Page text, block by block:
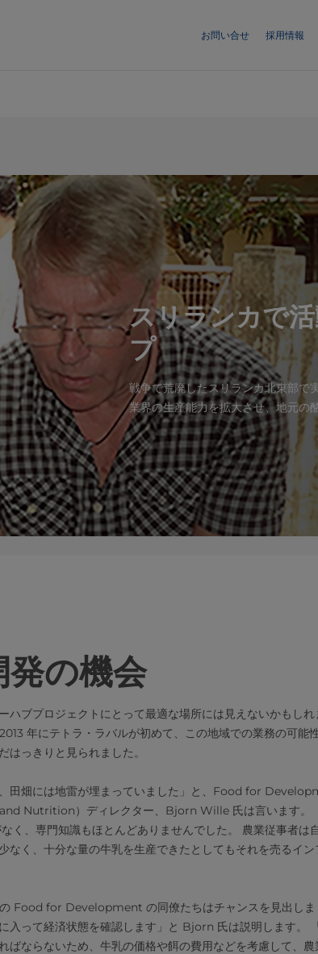
お問い合せ 採用情報
スリランカで
プ
戦争で荒廃したスリランカ北東部で
業界の生産能力を拡大させ、地元の
の機会
ハブプロジェクトにとって最適な場所には見えないかもし
年にテトラ・ラバルが初めて、この地域での業務の可能
はっきりと見られました。
、田畑には地雷が埋まっていました」と、Food for
Nutrition）ディレクター、Bjorn Wille 氏は言います。
く、専門知識もほとんどありませんでした。 農業従事者は
なく、十分な量の牛乳を生産できたとしてもそれを売るイ
Food for Development の同僚たちはチャンスを見出しま
入って経済状態を確認します」と Bjorn 氏は説明します。
ばならないため、牛乳の価格や餌の費用などを考慮して、